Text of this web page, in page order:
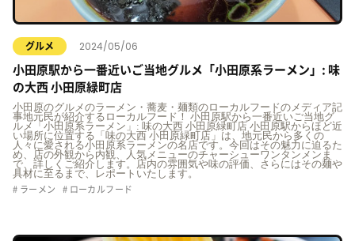
グルメ 2024/05/06
小田原駅から一番近いご当地グルメ「小田原系ラーメン」: 味
の大西 小田原緑町店
小田原のグルメのラーメン・蕎麦・麺類のローカルフードのメディア記
事地元民が紹介するローカルフード！ 小田原駅から一番近いご当地グ
ルメ「小田原系ラーメン」: 味の大西 小田原緑町店 小田原駅からほど近
い場所に位置する「味の大西 小田原緑町店」は、地元民から多くの
人々に愛される小田原系ラーメンの名店です。今回はその魅力に迫るた
め、店の外観から内観、人気メニューのチャーシューワンタンメンま
で、詳しくご紹介します。店内の雰囲気や味の評価、さらにはその麺や
具材に至るまで、レポートいたします。
ラーメン ローカルフード